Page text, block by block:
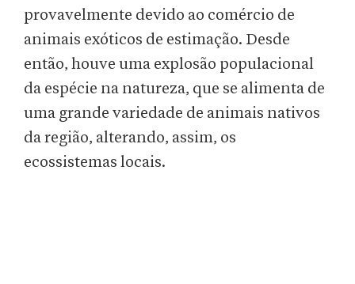
provavelmente devido ao comércio de
animais exóticos de estimação. Desde
então, houve uma explosão populacional
da espécie na natureza, que se alimenta de
uma grande variedade de animais nativos
da região, alterando, assim, os
ecossistemas locais.